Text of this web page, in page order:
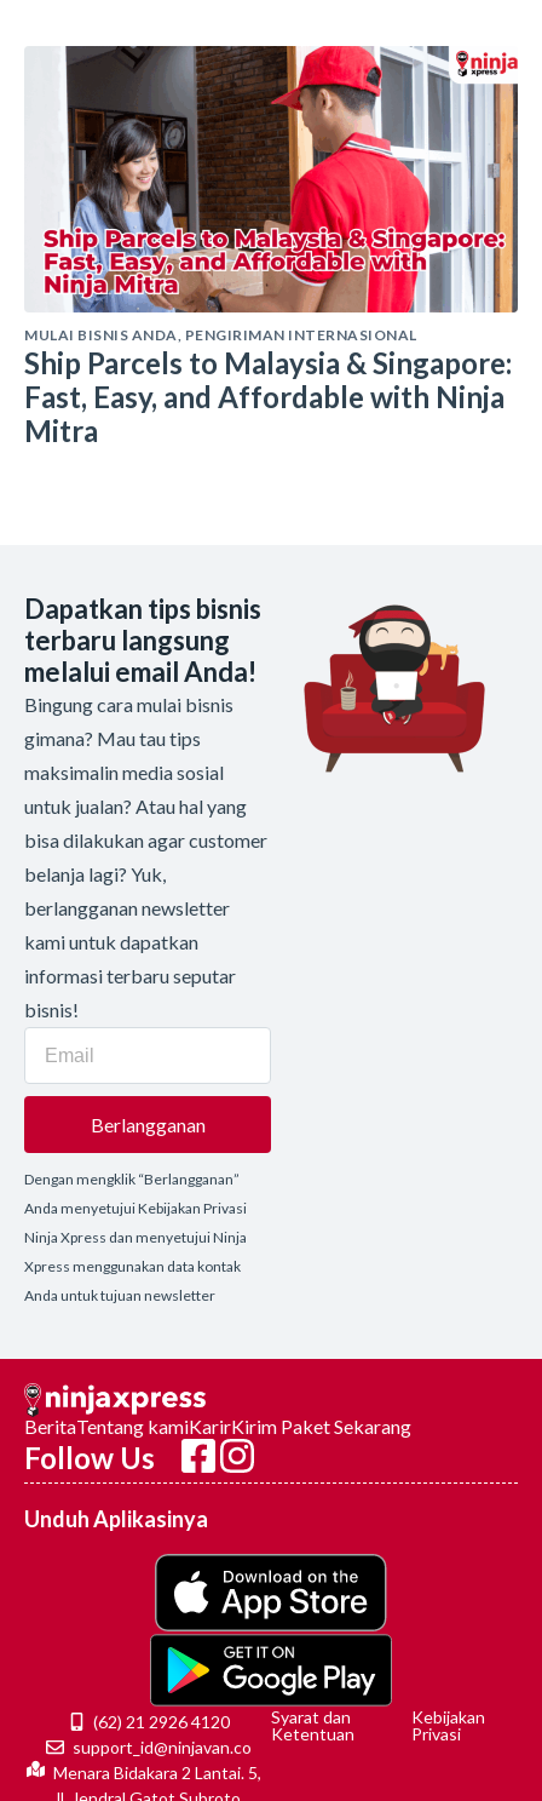
MULAI BISNIS ANDA, PENGIRIMAN INTERNASIONAL
Ship Parcels to Malaysia & Singapore:
Fast, Easy, and Affordable with Ninja
Mitra
Dapatkan tips bisnis
terbaru langsung
melalui email Anda!
Bingung cara mulai bisnis
gimana? Mau tau tips
maksimalin media sosial
untuk jualan? Atau hal yang
bisa dilakukan agar customer
belanja lagi? Yuk,
berlangganan newsletter
kami untuk dapatkan
informasi terbaru seputar
bisnis!
Berlangganan
Dengan mengklik “Berlangganan”
Anda menyetujui Kebijakan Privasi
Ninja Xpress dan menyetujui Ninja
Xpress menggunakan data kontak
Anda untuk tujuan newsletter
BeritaTentang kamiKarirKirim Paket Sekarang
Follow Us
Unduh Aplikasinya
(62) 21 2926 4120
support_id@ninjavan.co
Menara Bidakara 2 Lantai. 5,
Syarat dan
Ketentuan
Kebijakan
Privasi